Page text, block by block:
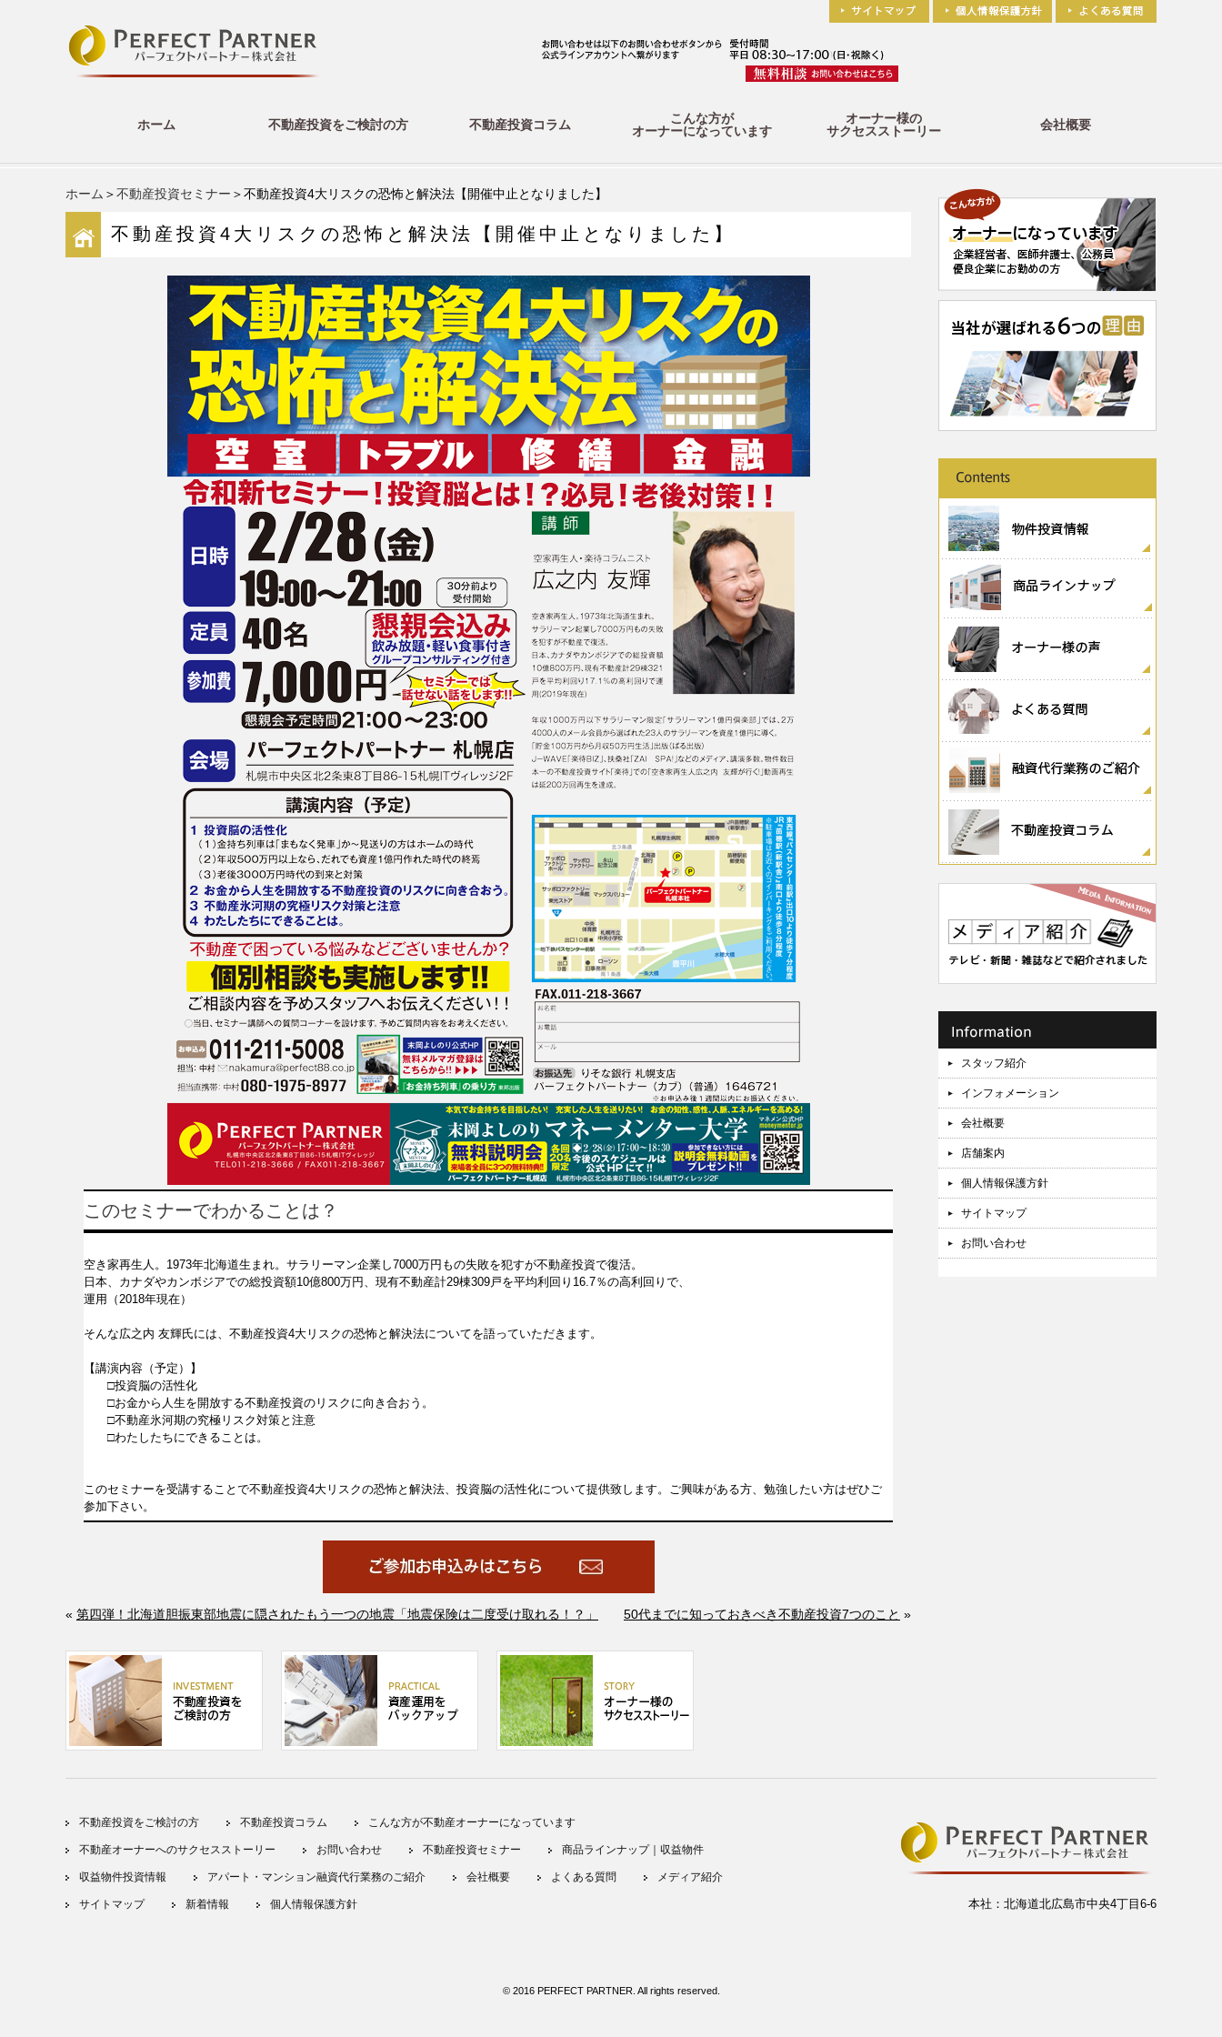
ホーム 不動産投資をご検討の方 不動産投資コラム
こんな方が
オーナーになっています
オーナー様の
サクセスストーリー
会社概要
ホーム ＞不動産投資セミナー ＞不動産投資4大リスクの恐怖と解決法【開催中止となりました】
不動産投資4大リスクの恐怖と解決法【開催中止となりました】
このセミナーでわかることは？
空き家再生人。1973年北海道生まれ。サラリーマン企業し7000万円もの失敗を犯すが不動産投資で復活。
日本、カナダやカンボジアでの総投資額10億800万円、現有不動産計29棟309戸を平均利回り16.7％の高利回りで、
運用（2018年現在）
そんな広之内 友輝氏には、不動産投資4大リスクの恐怖と解決法についてを語っていただきます。
【講演内容（予定）】
□投資脳の活性化
□お金から人生を開放する不動産投資のリスクに向き合おう。
□不動産氷河期の究極リスク対策と注意
□わたしたちにできることは。
このセミナーを受講することで不動産投資4大リスクの恐怖と解決法、投資脳の活性化について提供致します。ご興味がある方、勉強したい方はぜひご
参加下さい。
« 第四弾！北海道胆振東部地震に隠されたもう一つの地震「地震保険は二度受け取れる！？」 50代までに知っておきべき不動産投資7つのこと »
スタッフ紹介
インフォメーション
会社概要
店舗案内
個人情報保護方針
サイトマップ
お問い合わせ
不動産投資をご検討の方 不動産投資コラム こんな方が不動産オーナーになっています
不動産オーナーへのサクセスストーリー お問い合わせ 不動産投資セミナー 商品ラインナップ｜収益物件
収益物件投資情報 アパート・マンション融資代行業務のご紹介 会社概要 よくある質問 メディア紹介
サイトマップ 新着情報 個人情報保護方針 本社：北海道北広島市中央4丁目6-6
© 2016 PERFECT PARTNER. All rights reserved.